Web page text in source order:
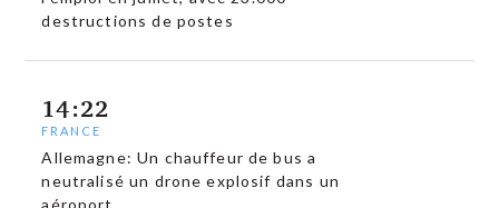
destructions de postes
14:22
FRANCE
Allemagne: Un chauffeur de bus a
neutralisé un drone explosif dans un
aéroport